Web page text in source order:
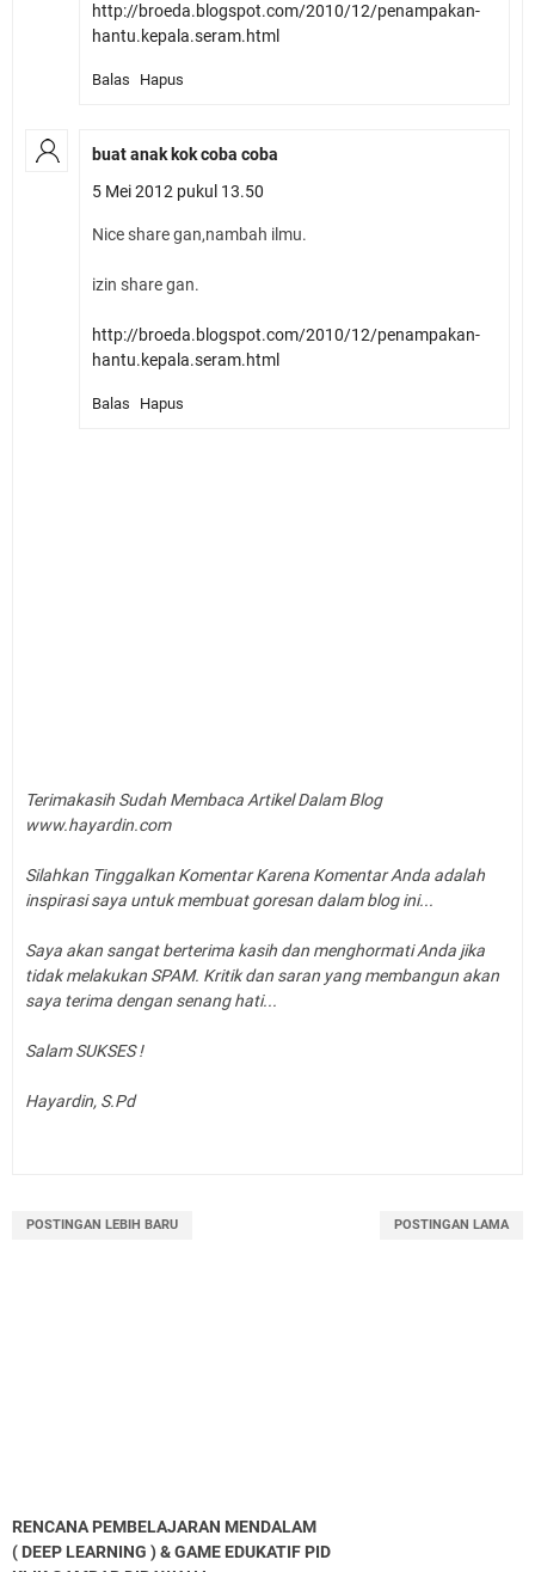
http://broeda.blogspot.com/2010/12/penampakan-
hantu.kepala.seram.html
Balas Hapus
buat anak kok coba coba
5 Mei 2012 pukul 13.50
Nice share gan,nambah ilmu.
izin share gan.
http://broeda.blogspot.com/2010/12/penampakan-
hantu.kepala.seram.html
Balas Hapus
Terimakasih Sudah Membaca Artikel Dalam Blog
www.hayardin.com
Silahkan Tinggalkan Komentar Karena Komentar Anda adalah
inspirasi saya untuk membuat goresan dalam blog ini...
Saya akan sangat berterima kasih dan menghormati Anda jika
tidak melakukan SPAM. Kritik dan saran yang membangun akan
saya terima dengan senang hati...
Salam SUKSES !
Hayardin, S.Pd
POSTINGAN LEBIH BARU POSTINGAN LAMA
RENCANA PEMBELAJARAN MENDALAM
( DEEP LEARNING ) & GAME EDUKATIF PID